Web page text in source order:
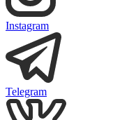
Instagram
Telegram